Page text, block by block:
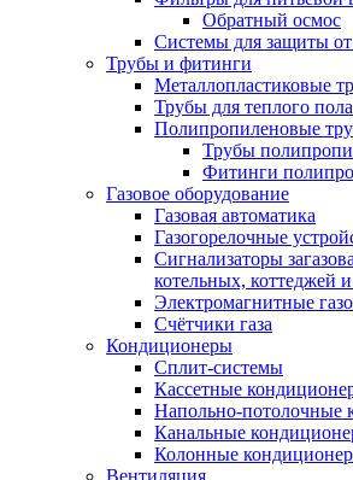
Обратный осмос
Системы для защиты
Трубы и фитинги
Металлопластиковые
Трубы для теплого пола
Полипропиленовые
Трубы
Фитинги
Газовое оборудование
Газовая автоматика
Газогорелочные
Сигнализаторы
котельных, коттеджей
Электромагнитные
Счётчики газа
Кондиционеры
Сплит-системы
Кассетные
Напольно-потолочные
Канальные
Колонные
Вентиляция